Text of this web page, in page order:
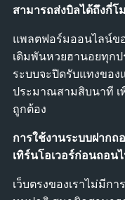
สามารถส่งบิลได้ถึงกี่โ
แพลตฟอร์มออนไลน์ขอ
เดิมพันหวยฮานอยทุกป
ระบบจะปิดรับแทงของ
ประมาณสามสิบนาที เ
ถูกต้อง
การใช้งานระบบฝากถ
เทิร์นโอเวอร์ก่อนถอน
เว็บตรงของเราไม่มีก